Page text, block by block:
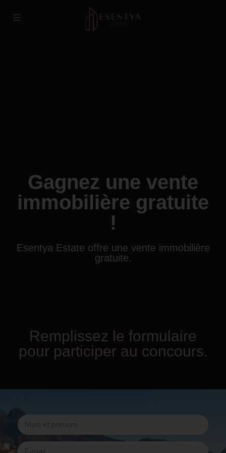
Gagnez une vente
immobilière gratuite
!
Esentya Estate offre une vente immobilière
gratuite.
Remplissez le formulaire
pour participer au concours.